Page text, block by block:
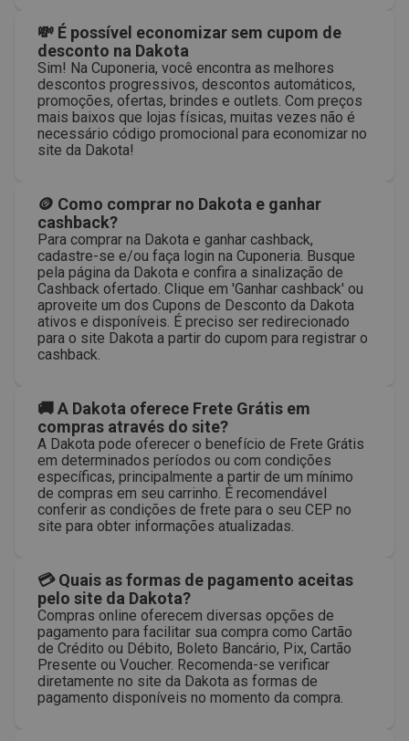
💸 É possível economizar sem cupom de
desconto na Dakota
Sim! Na Cuponeria, você encontra as melhores
descontos progressivos, descontos automáticos,
promoções, ofertas, brindes e outlets. Com preços
mais baixos que lojas físicas, muitas vezes não é
necessário código promocional para economizar no
site da Dakota!
🪙 Como comprar no Dakota e ganhar
cashback?
Para comprar na Dakota e ganhar cashback,
cadastre-se e/ou faça login na Cuponeria. Busque
pela página da Dakota e confira a sinalização de
Cashback ofertado. Clique em 'Ganhar cashback' ou
aproveite um dos Cupons de Desconto da Dakota
ativos e disponíveis. É preciso ser redirecionado
para o site Dakota a partir do cupom para registrar o
cashback.
🚚 A Dakota oferece Frete Grátis em
compras através do site?
A Dakota pode oferecer o benefício de Frete Grátis
em determinados períodos ou com condições
específicas, principalmente a partir de um mínimo
de compras em seu carrinho. É recomendável
conferir as condições de frete para o seu CEP no
site para obter informações atualizadas.
💳 Quais as formas de pagamento aceitas
pelo site da Dakota?
Compras online oferecem diversas opções de
pagamento para facilitar sua compra como Cartão
de Crédito ou Débito, Boleto Bancário, Pix, Cartão
Presente ou Voucher. Recomenda-se verificar
diretamente no site da Dakota as formas de
pagamento disponíveis no momento da compra.